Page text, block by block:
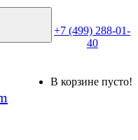
+7 (499) 288-01-
40
В корзине пусто!